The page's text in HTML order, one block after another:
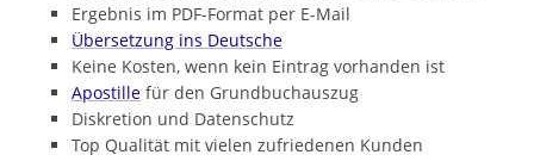
Ergebnis im PDF-Format per E-Mail
Übersetzung ins Deutsche
Keine Kosten, wenn kein Eintrag vorhanden ist
Apostille für den Grundbuchauszug
Diskretion und Datenschutz
Top Qualität mit vielen zufriedenen Kunden